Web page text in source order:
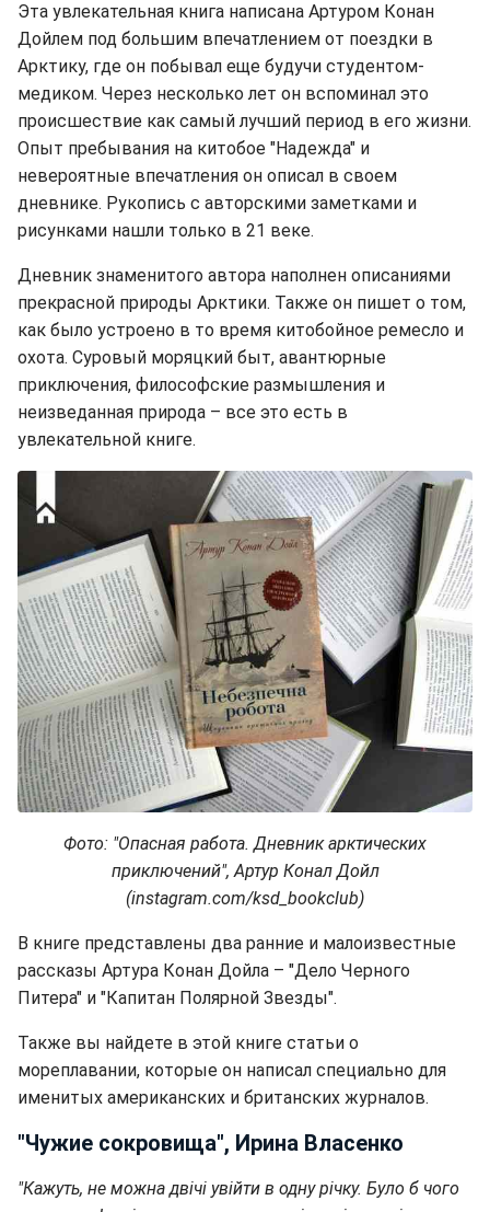
Эта увлекательная книга написана Артуром Конан
Дойлем под большим впечатлением от поездки в
Арктику, где он побывал еще будучи студентом-
медиком. Через несколько лет он вспоминал это
происшествие как самый лучший период в его жизни.
Опыт пребывания на китобое "Надежда" и
невероятные впечатления он описал в своем
дневнике. Рукопись с авторскими заметками и
рисунками нашли только в 21 веке.
Дневник знаменитого автора наполнен описаниями
прекрасной природы Арктики. Также он пишет о том,
как было устроено в то время китобойное ремесло и
охота. Суровый моряцкий быт, авантюрные
приключения, философские размышления и
неизведанная природа – все это есть в
увлекательной книге.
Фото: "Опасная работа. Дневник арктических
приключений", Артур Конал Дойл
(instagram.com/ksd_bookclub)
В книге представлены два ранние и малоизвестные
рассказы Артура Конан Дойла – "Дело Черного
Питера" и "Капитан Полярной Звезды".
Также вы найдете в этой книге статьи о
мореплавании, которые он написал специально для
именитых американских и британских журналов.
"Чужие сокровища", Ирина Власенко
"Кажуть, не можна двічі увійти в одну річку. Було б чого